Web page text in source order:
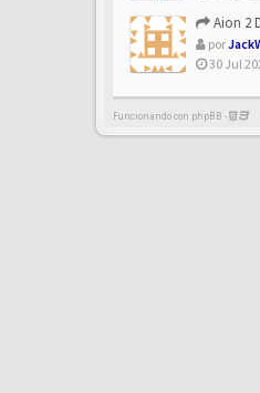
Aion 2
por
30 Jul
Funcionando con phpBB -